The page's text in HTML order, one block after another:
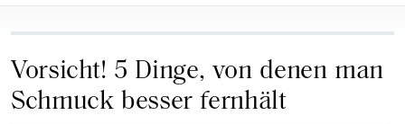
Vorsicht! 5 Dinge, von denen man
Schmuck besser fernhält